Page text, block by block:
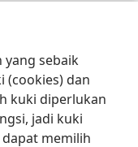
sebaik
(cookies) dan
kuki diperlukan
jadi kuki
memilih